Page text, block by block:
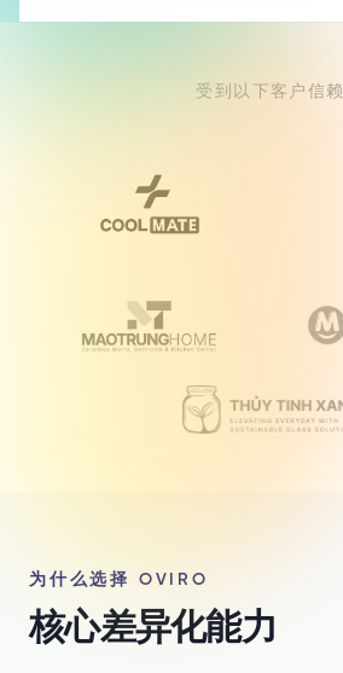
受到以下客户信赖
为什么选择 OVIRO
核心差异化能力